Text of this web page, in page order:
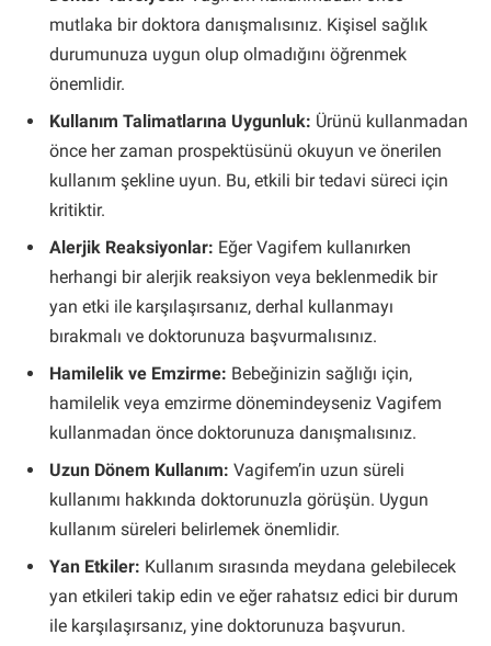
mutlaka bir doktora danışmalısınız. Kişisel sağlık
durumunuza uygun olup olmadığını öğrenmek
önemlidir.
Kullanım Talimatlarına Uygunluk: Ürünü kullanmadan
önce her zaman prospektüsünü okuyun ve önerilen
kullanım şekline uyun. Bu, etkili bir tedavi süreci için
kritiktir.
Alerjik Reaksiyonlar: Eğer Vagifem kullanırken
herhangi bir alerjik reaksiyon veya beklenmedik bir
yan etki ile karşılaşırsanız, derhal kullanmayı
bırakmalı ve doktorunuza başvurmalısınız.
Hamilelik ve Emzirme: Bebeğinizin sağlığı için,
hamilelik veya emzirme dönemindeyseniz Vagifem
kullanmadan önce doktorunuza danışmalısınız.
Uzun Dönem Kullanım: Vagifem’in uzun süreli
kullanımı hakkında doktorunuzla görüşün. Uygun
kullanım süreleri belirlemek önemlidir.
Yan Etkiler: Kullanım sırasında meydana gelebilecek
yan etkileri takip edin ve eğer rahatsız edici bir durum
ile karşılaşırsanız, yine doktorunuza başvurun.